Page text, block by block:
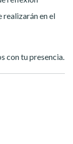
realizarán en el
con tu presencia.